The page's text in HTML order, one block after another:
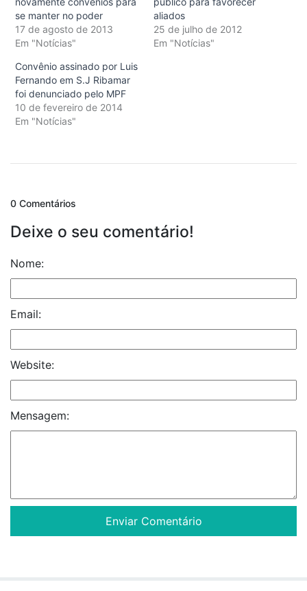
se manter no poder
17 de agosto de 2013
Em "Notícias"
aliados
25 de julho de 2012
Em "Notícias"
Convênio assinado por Luis
Fernando em S.J Ribamar
foi denunciado pelo MPF
10 de fevereiro de 2014
Em "Notícias"
0 Comentários
Deixe o seu comentário!
Nome:
Email:
Website:
Mensagem: